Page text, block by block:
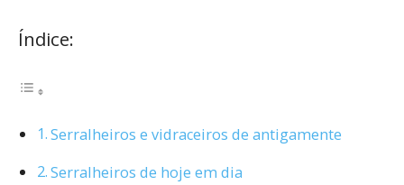
Índice:
Serralheiros e vidraceiros de antigamente
Serralheiros de hoje em dia